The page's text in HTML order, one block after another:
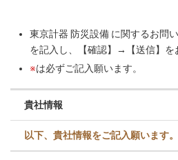
東京計器 防災設備 に関するお問
を記入し、【確認】→【送信】を
※は必ずご記入願います。
貴社情報
以下、貴社情報をご記入願います。